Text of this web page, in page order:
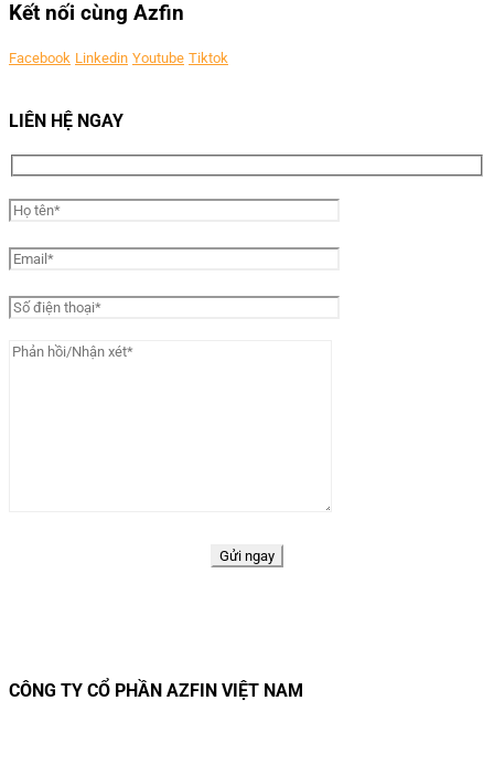
Kết nối cùng Azfin
Facebook Linkedin Youtube Tiktok
LIÊN HỆ NGAY
CÔNG TY CỔ PHẦN AZFIN VIỆT NAM